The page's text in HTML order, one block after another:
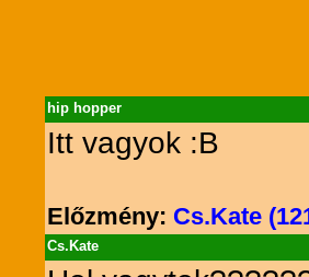
hip hopper
Itt vagyok :B
Előzmény: Cs.Kate
Cs.Kate